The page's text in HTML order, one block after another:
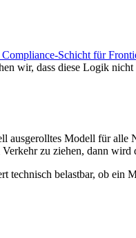
Schicht für
wir, dass diese Logik
Modell für alle
zu ziehen, dann wird
technisch belastbar, ob ein